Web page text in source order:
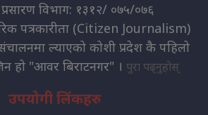
विभाग: १३१२/ ०७५/०७६
पत्रकारीता (Citizen Journalism)
ल्याएको कोशी प्रदेश कै पहिलो
हो "आवर बिराटनगर" । पुरा पढ्नुहोस्
उपयोगी लिंकहरु